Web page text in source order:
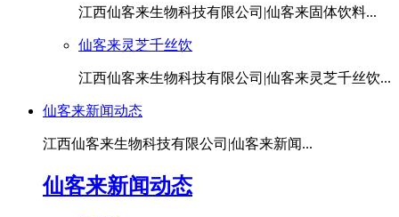
江西仙客来生物科技有限公司|仙客来固体饮料...
仙客来灵芝千丝饮
江西仙客来生物科技有限公司|仙客来灵芝千丝饮...
仙客来新闻动态
江西仙客来生物科技有限公司|仙客来新闻...
仙客来新闻动态